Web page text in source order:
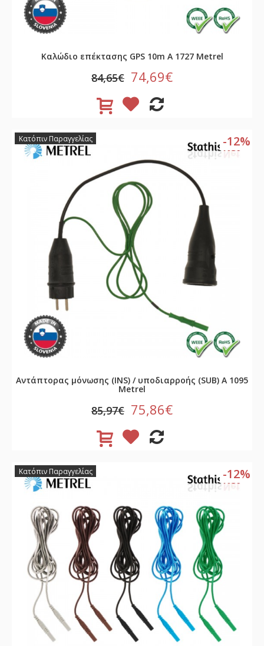
Καλώδιο επέκτασης GPS 10m A 1727 Metrel
84,65€ 74,69€
-12%
Κατόπιν Παραγγελίας
Αντάπτορας μόνωσης (INS) / υποδιαρροής (SUB) A 1095
Metrel
85,97€ 75,86€
-12%
Κατόπιν Παραγγελίας